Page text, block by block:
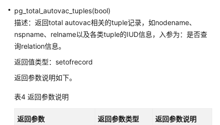
函
数
系
信
息
pg_total_autovac_tuples(bool)
描述：返回total autovac相关的tuple记录，如nodename、
nspname、relname以及各类tuple的IUD信息，入参为：是否查
询relation信息。
返回值类型：setofrecord
返回参数说明如下。
表4 返回参数说明
返回参数 返回参数类型 返回参数说明